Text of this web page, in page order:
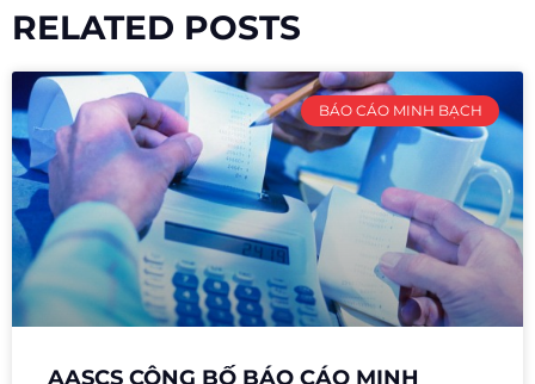
RELATED POSTS
BÁO CÁO MINH BẠCH
AASCS CÔNG BỐ BÁO CÁO MINH